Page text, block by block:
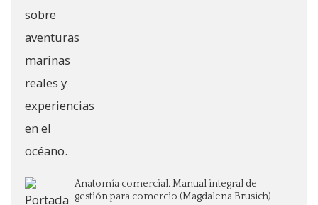
Anatomía comercial. Manual integral de
gestión para comercio (Magdalena Brusich)